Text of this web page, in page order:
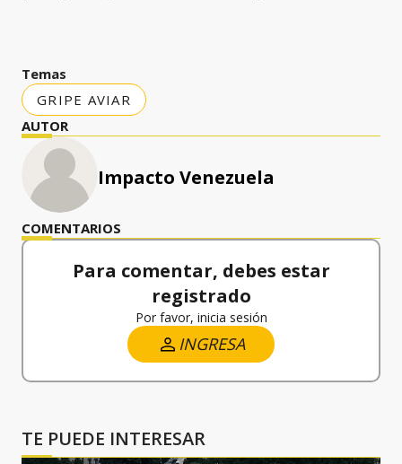
Temas
GRIPE AVIAR
AUTOR
Impacto Venezuela
COMENTARIOS
Para comentar, debes estar
registrado
Por favor, inicia sesión
INGRESA
TE PUEDE INTERESAR